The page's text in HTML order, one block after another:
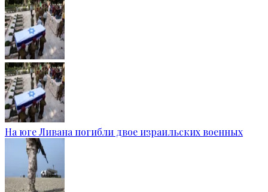
На юге Ливана погибли двое израильских военных